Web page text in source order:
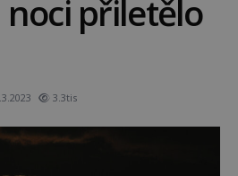
přiletělo
3.3tis